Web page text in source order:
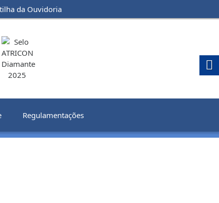
da Ouvidoria
Regulamentações